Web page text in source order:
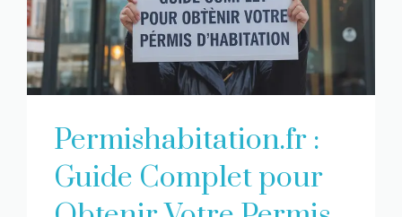
Permishabitation.fr :
Guide Complet pour